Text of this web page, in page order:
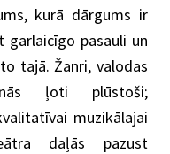
kurā dārgums ir
garlaicīgo pasauli un
tajā. Žanri, valodas
ļoti plūstoši;
muzikālajai
daļās pazust